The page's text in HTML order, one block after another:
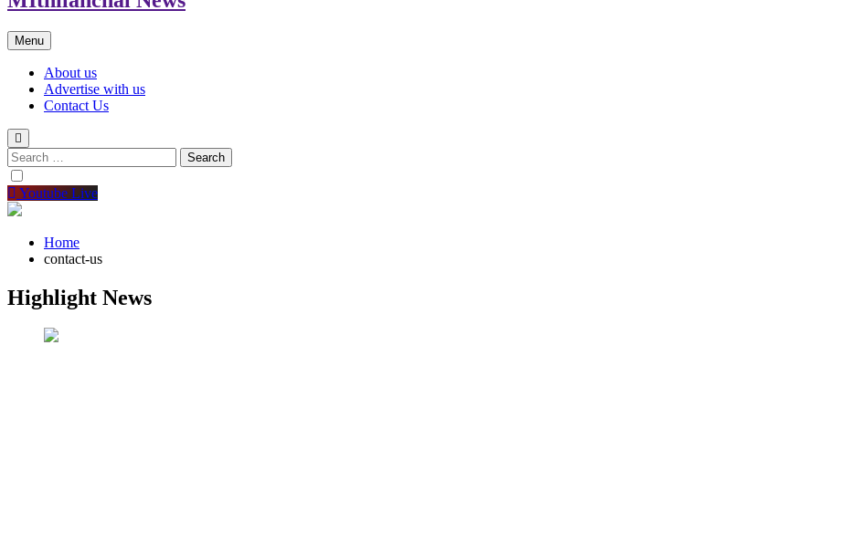
Menu
About us
Advertise with us
Contact Us
Search
for:
Youtube Live
Home
contact-us
Highlight News